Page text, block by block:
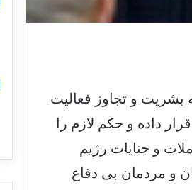
بشریت و تجاوز فعالیت
داده و حکم لازم را
و جنایات رژیم
علیه زنان و مردمان بی دفاع